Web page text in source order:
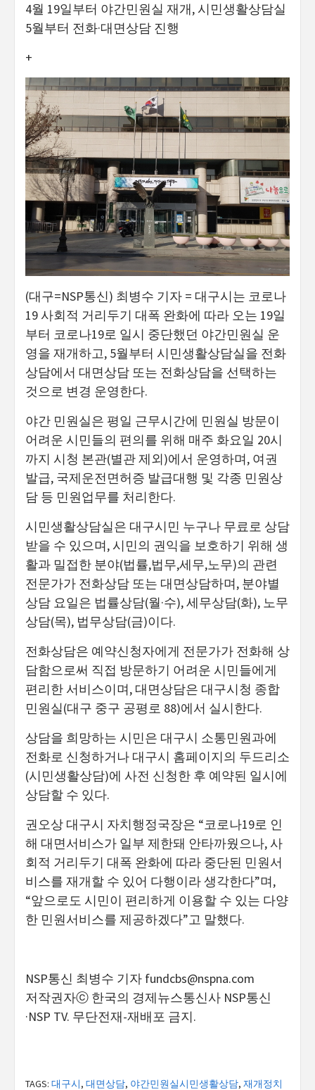
4월 19일부터 야간민원실 재개, 시민생활상담실
5월부터 전화·대면상담 진행
+
(대구=NSP통신) 최병수 기자 = 대구시는 코로나
19 사회적 거리두기 대폭 완화에 따라 오는 19일
부터 코로나19로 일시 중단했던 야간민원실 운
영을 재개하고, 5월부터 시민생활상담실을 전화
상담에서 대면상담 또는 전화상담을 선택하는
것으로 변경 운영한다.
야간 민원실은 평일 근무시간에 민원실 방문이
어려운 시민들의 편의를 위해 매주 화요일 20시
까지 시청 본관(별관 제외)에서 운영하며, 여권
발급, 국제운전면허증 발급대행 및 각종 민원상
담 등 민원업무를 처리한다.
시민생활상담실은 대구시민 누구나 무료로 상담
받을 수 있으며, 시민의 권익을 보호하기 위해 생
활과 밀접한 분야(법률,법무,세무,노무)의 관련
전문가가 전화상담 또는 대면상담하며, 분야별
상담 요일은 법률상담(월·수), 세무상담(화), 노무
상담(목), 법무상담(금)이다.
전화상담은 예약신청자에게 전문가가 전화해 상
담함으로써 직접 방문하기 어려운 시민들에게
편리한 서비스이며, 대면상담은 대구시청 종합
민원실(대구 중구 공평로 88)에서 실시한다.
상담을 희망하는 시민은 대구시 소통민원과에
전화로 신청하거나 대구시 홈페이지의 두드리소
(시민생활상담)에 사전 신청한 후 예약된 일시에
상담할 수 있다.
권오상 대구시 자치행정국장은 “코로나19로 인
해 대면서비스가 일부 제한돼 안타까웠으나, 사
회적 거리두기 대폭 완화에 따라 중단된 민원서
비스를 재개할 수 있어 다행이라 생각한다”며,
“앞으로도 시민이 편리하게 이용할 수 있는 다양
한 민원서비스를 제공하겠다”고 말했다.
NSP통신 최병수 기자 fundcbs@nspna.com
저작권자ⓒ 한국의 경제뉴스통신사 NSP통신
·NSP TV. 무단전재-재배포 금지.
TAGS: 대구시, 대면상담, 야간민원실시민생활상담, 재개정치